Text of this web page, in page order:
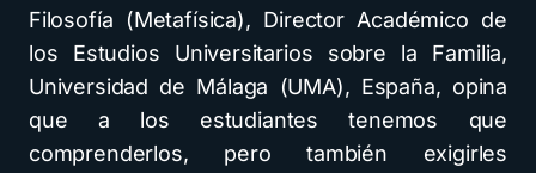
Filosofía (Metafísica), Director Académico de
los Estudios Universitarios sobre la Familia,
Universidad de Málaga (UMA), España, opina
que a los estudiantes tenemos que
comprenderlos, pero también exigirles